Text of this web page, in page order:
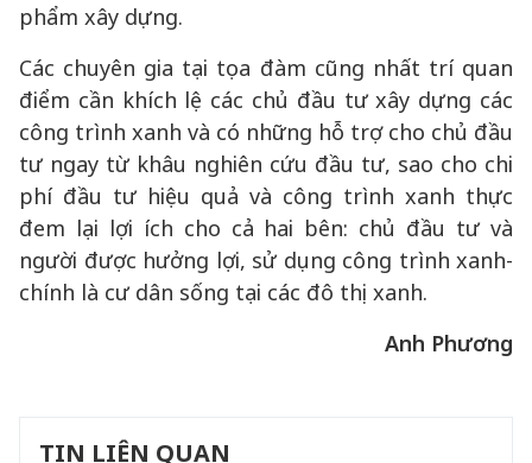
phẩm xây dựng.
Các chuyên gia tại tọa đàm cũng nhất trí quan
điểm cần khích lệ các chủ đầu tư xây dựng các
công trình xanh và có những hỗ trợ cho chủ đầu
tư ngay từ khâu nghiên cứu đầu tư, sao cho chi
phí đầu tư hiệu quả và công trình xanh thực
đem lại lợi ích cho cả hai bên: chủ đầu tư và
người được hưởng lợi, sử dụng công trình xanh-
chính là cư dân sống tại các đô thị xanh.
Anh Phương
TIN LIÊN QUAN